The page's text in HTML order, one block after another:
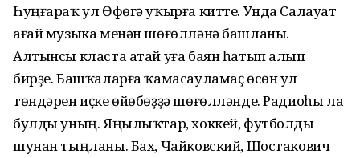
Һуңғараҡ ул Өфөгә уҡырға китте. Унда Салауат
ағай музыка менән шөғөлләнә башланы.
Алтынсы класта атай уға баян һатып алып
бирҙе. Башҡаларға ҡамасауламаҫ өсөн ул
төндәрен иҫке өйөбөҙҙә шөғөлләнде. Радиоһы ла
булды уның. Яңылыҡтар, хоккей, футболды
шунан тыңланы. Бах, Чайковский, Шостакович